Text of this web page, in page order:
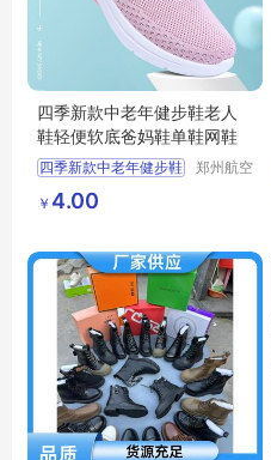
四季新款中老年健步鞋老人
鞋轻便软底爸妈鞋单鞋网鞋
四季新款中老年健步鞋
老人鞋轻便软底爸妈鞋
单鞋网鞋
郑州航空
￥ 4.00